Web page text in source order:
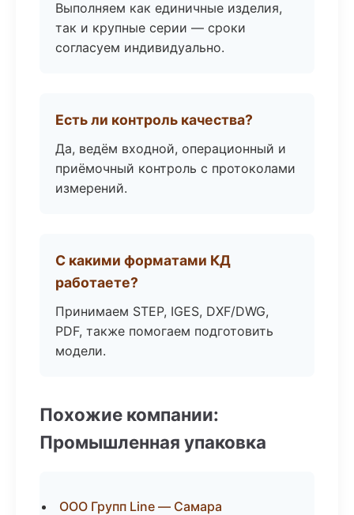
Выполняем как единичные изделия,
так и крупные серии — сроки
согласуем индивидуально.
Есть ли контроль качества?
Да, ведём входной, операционный и
приёмочный контроль с протоколами
измерений.
С какими форматами КД
работаете?
Принимаем STEP, IGES, DXF/DWG,
PDF, также помогаем подготовить
модели.
Похожие компании:
Промышленная упаковка
ООО Групп Line — Самара